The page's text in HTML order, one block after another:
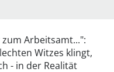
Arbeitsamt...":
Witzes klingt,
- in der Realität